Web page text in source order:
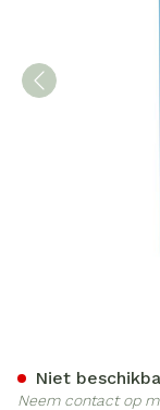
Niet
Neem contact op